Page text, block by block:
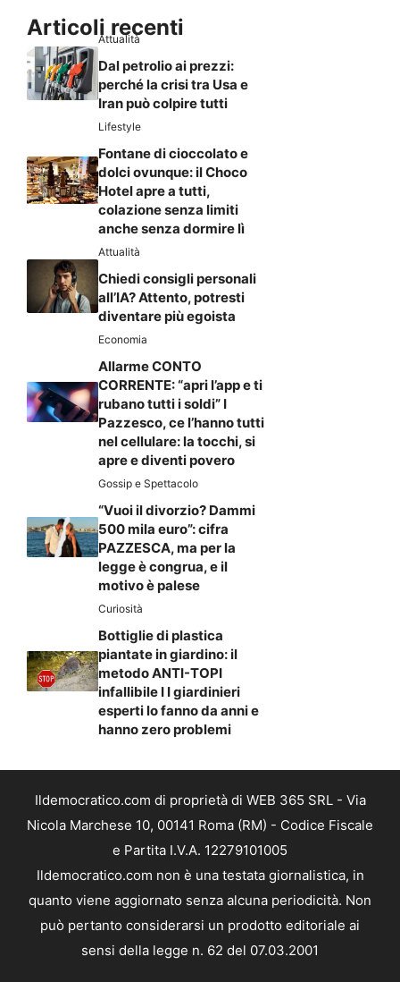
Articoli recenti
Attualità
Dal petrolio ai prezzi:
perché la crisi tra Usa e
Iran può colpire tutti
Lifestyle
Fontane di cioccolato e
dolci ovunque: il Choco
Hotel apre a tutti,
colazione senza limiti
anche senza dormire lì
Attualità
Chiedi consigli personali
all’IA? Attento, potresti
diventare più egoista
Economia
Allarme CONTO
CORRENTE: “apri l’app e ti
rubano tutti i soldi” I
Pazzesco, ce l’hanno tutti
nel cellulare: la tocchi, si
apre e diventi povero
Gossip e Spettacolo
“Vuoi il divorzio? Dammi
500 mila euro”: cifra
PAZZESCA, ma per la
legge è congrua, e il
motivo è palese
Curiosità
Bottiglie di plastica
piantate in giardino: il
metodo ANTI-TOPI
infallibile I I giardinieri
esperti lo fanno da anni e
hanno zero problemi
Ildemocratico.com di proprietà di WEB 365 SRL - Via
Nicola Marchese 10, 00141 Roma (RM) - Codice Fiscale
e Partita I.V.A. 12279101005
Ildemocratico.com non è una testata giornalistica, in
quanto viene aggiornato senza alcuna periodicità. Non
può pertanto considerarsi un prodotto editoriale ai
sensi della legge n. 62 del 07.03.2001